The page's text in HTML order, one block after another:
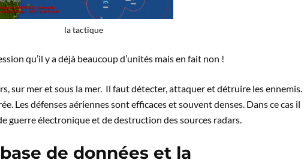
la tactique
qu’il y a déjà beaucoup d’unités mais en fait non !
sur mer et sous la mer. Il faut détecter, attaquer et détruire les ennemis.
Les défenses aériennes sont efficaces et souvent denses. Dans ce cas il
guerre électronique et de destruction des sources radars.
de données et la